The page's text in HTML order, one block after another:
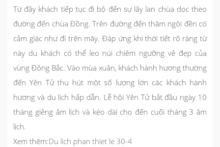
Từ đây khách tiếp tục đi bộ đến sự lây lan chùa dọc theo
đường đến chùa Đồng. Trên đường đến thăm ngôi đền có
cảm giác như đi trên mây. Đáp ứng khi thời tiết rõ ràng từ
này du khách có thể leo núi chiêm ngưỡng vẻ đẹp của
vùng Đông Bắc. Vào mùa xuân, khách hành hương thường
đến Yên Tử thu hút một số lượng lớn các khách hành
hương và du lịch hấp dẫn. Lễ hội Yên Tử bắt đầu ngày 10
tháng giêng âm lịch và kéo dài cho đến cuối tháng 3 âm
lịch.
Xem thêm:Du lich phan thiet le 30-4